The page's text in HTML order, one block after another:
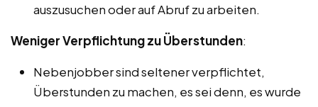
auszusuchen oder auf Abruf zu arbeiten.
Weniger Verpflichtung zu Überstunden:
Nebenjobber sind seltener verpflichtet,
Überstunden zu machen, es sei denn, es wurde